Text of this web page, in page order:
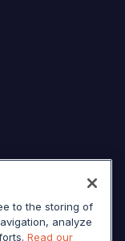
to the storing of
analyze
Read our